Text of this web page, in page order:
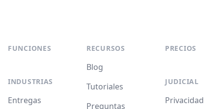
FUNCIONES
INDUSTRIAS
Entregas
RECURSOS
Blog
Tutoriales
Preguntas
PRECIOS
JUDICIAL
Privacidad